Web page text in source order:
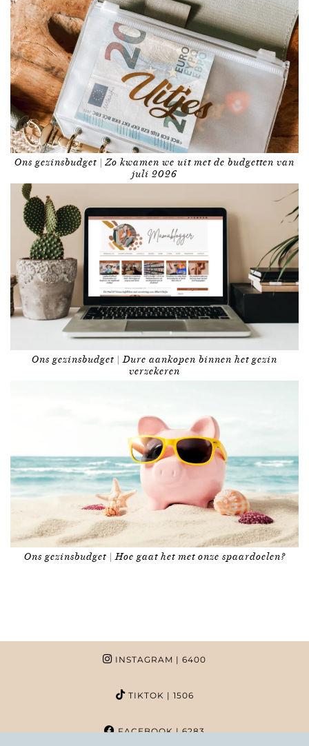
Ons gezinsbudget | Zo kwamen we uit met de budgetten van
juli 2026
Ons gezinsbudget | Dure aankopen binnen het gezin
verzekeren
Ons gezinsbudget | Hoe gaat het met onze spaardoelen?
INSTAGRAM | 6400
TIKTOK | 1506
FACEBOOK| 6283